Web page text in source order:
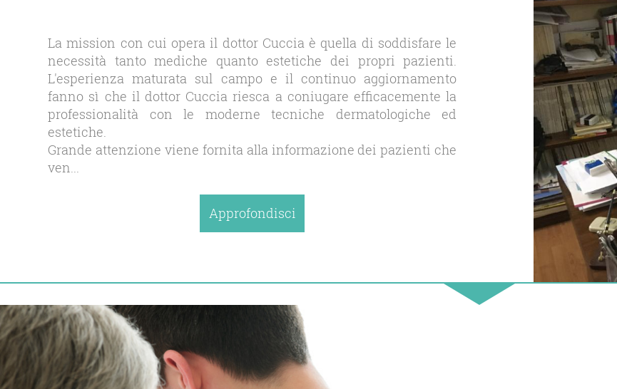
La mission con cui opera il dottor Cuccia è quella di soddisfare le
necessità tanto mediche quanto estetiche dei propri pazienti.
L′esperienza maturata sul campo e il continuo aggiornamento
fanno sì che il dottor Cuccia riesca a coniugare efficacemente la
professionalità con le moderne tecniche dermatologiche ed
estetiche.
Grande attenzione viene fornita alla informazione dei pazienti che
ven...
Approfondisci